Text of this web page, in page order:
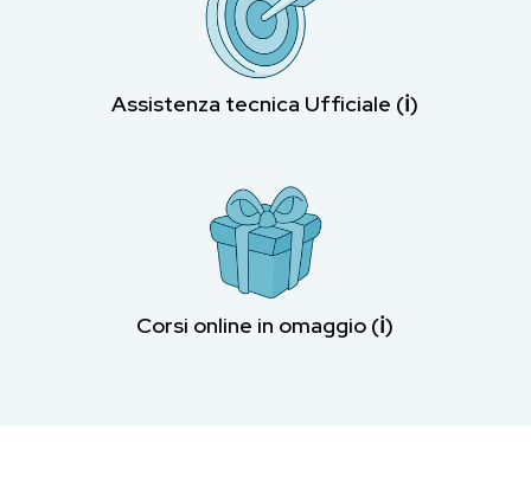
Assistenza tecnica Ufficiale (ℹ︎)
Corsi online in omaggio (ℹ︎)